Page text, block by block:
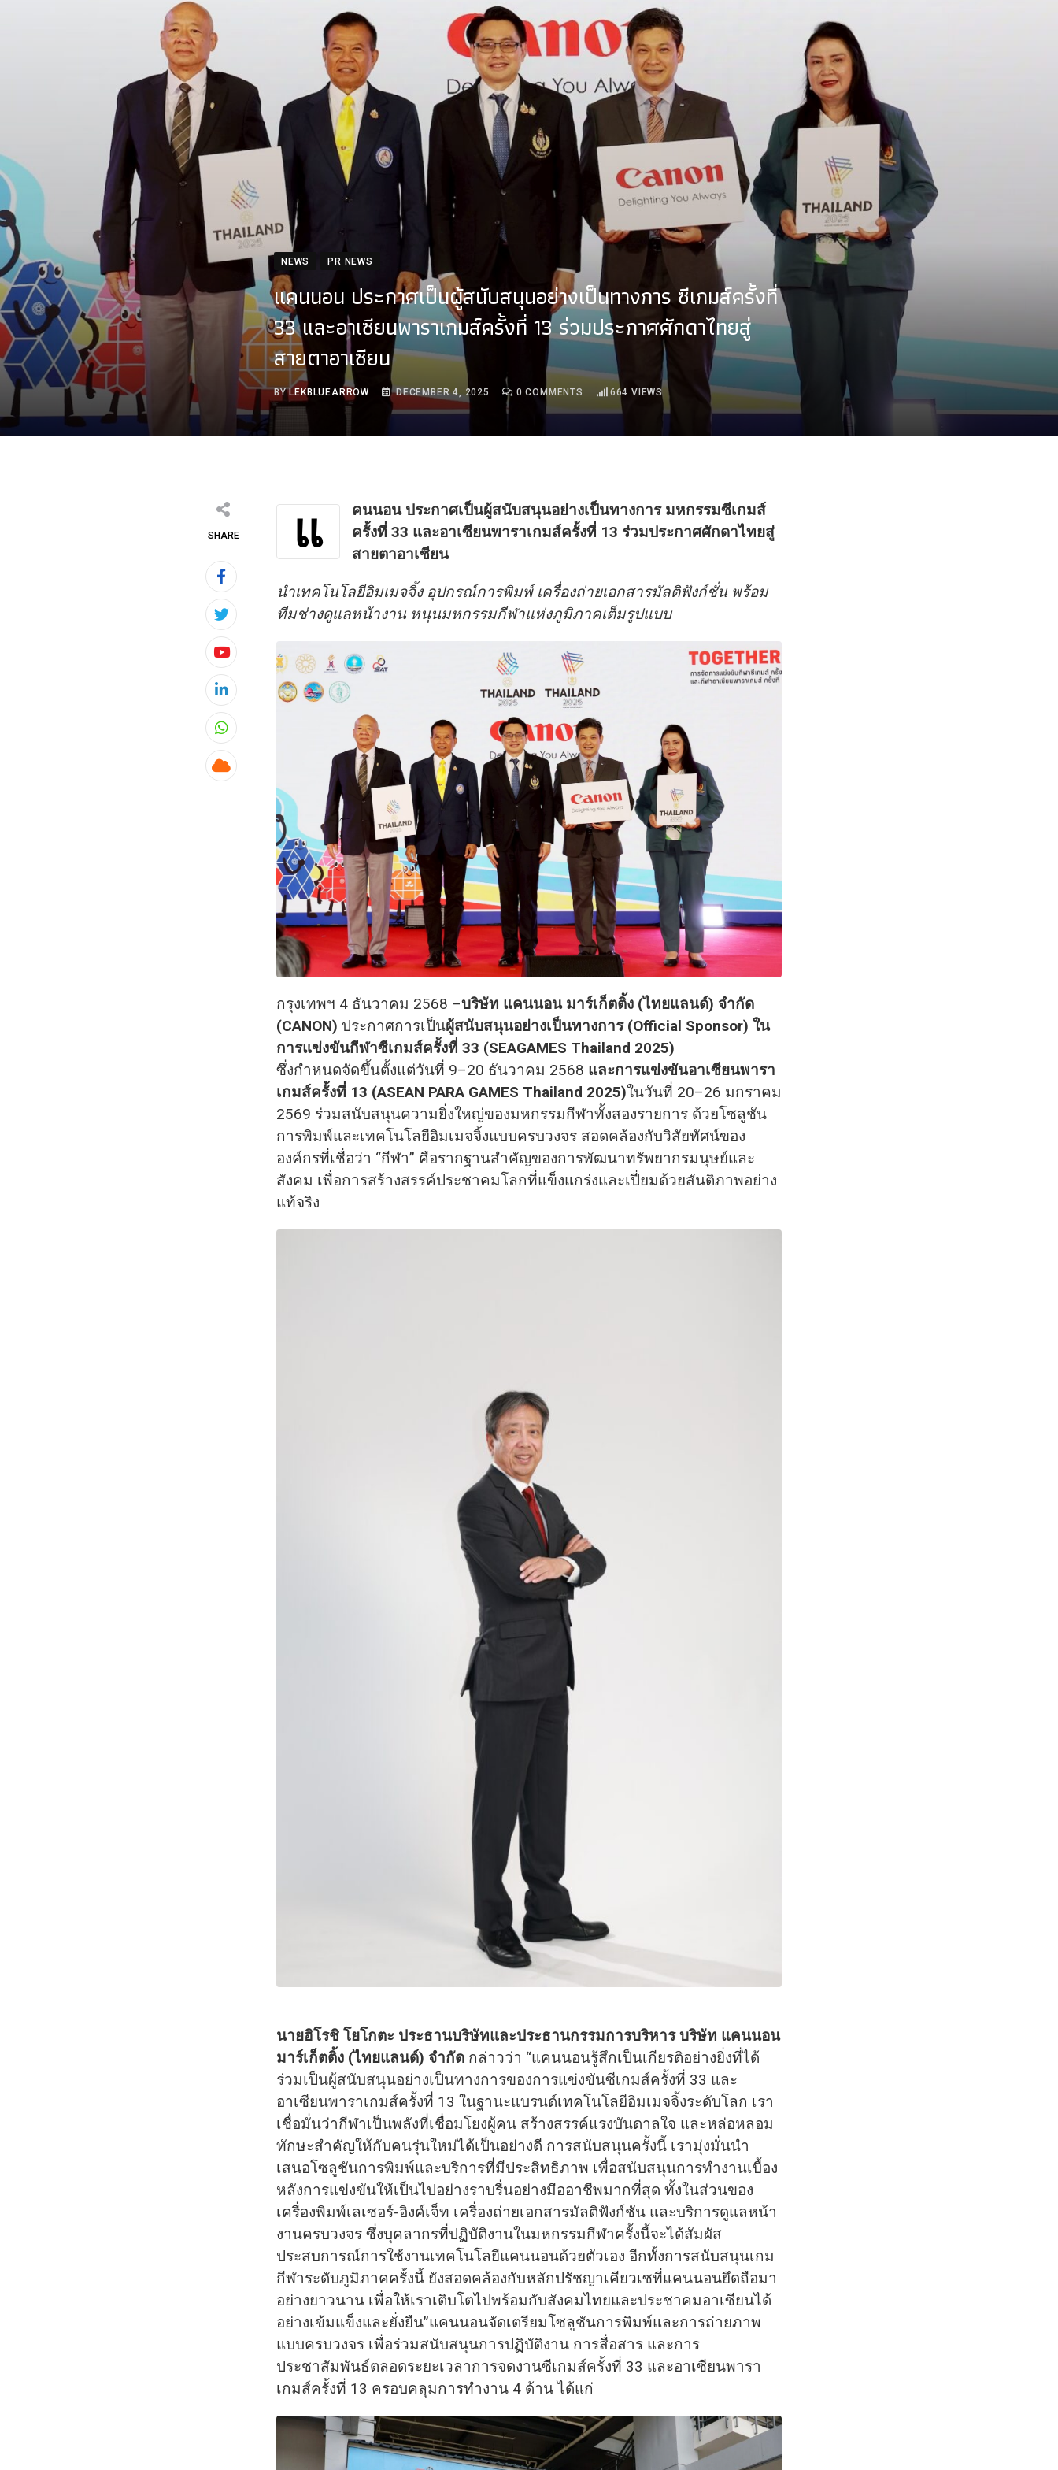
NEWS PR NEWS
แคนนอน ประกาศเป็นผู้สนับสนุนอย่างเป็นทางการ ซีเกมส์ครั้งที่
33 และอาเซียนพาราเกมส์ครั้งที่ 13 ร่วมประกาศศักดาไทยสู่
สายตาอาเซียน
BYLEKBLUEARROW DECEMBER 4, 2025 0 COMMENTS 664 VIEWS
SHARE
Youtube
LinkedIn
Whatsapp
Cloud
แ
คนนอน ประกาศเป็นผู้สนับสนุนอย่างเป็นทางการ มหกรรมซีเกมส์
ครั้งที่ 33 และอาเซียนพาราเกมส์ครั้งที่ 13 ร่วมประกาศศักดาไทยสู่
สายตาอาเซียน
นำเทคโนโลยีอิมเมจจิ้ง อุปกรณ์การพิมพ์ เครื่องถ่ายเอกสารมัลติฟังก์ชั่น พร้อม
ทีมช่างดูแลหน้างาน หนุนมหกรรมกีฬาแห่งภูมิภาคเต็มรูปแบบ
กรุงเทพฯ 4 ธันวาคม 2568 –บริษัท แคนนอน มาร์เก็ตติ้ง (ไทยแลนด์) จำกัด
(CANON) ประกาศการเป็นผู้สนับสนุนอย่างเป็นทางการ (Official Sponsor) ใน
การแข่งขันกีฬาซีเกมส์ครั้งที่ 33 (SEAGAMES Thailand 2025)
ซึ่งกำหนดจัดขึ้นตั้งแต่วันที่ 9–20 ธันวาคม 2568 และการแข่งขันอาเซียนพารา
เกมส์ครั้งที่ 13 (ASEAN PARA GAMES Thailand 2025)ในวันที่ 20–26 มกราคม
2569 ร่วมสนับสนุนความยิ่งใหญ่ของมหกรรมกีฬาทั้งสองรายการ ด้วยโซลูชัน
การพิมพ์และเทคโนโลยีอิมเมจจิ้งแบบครบวงจร สอดคล้องกับวิสัยทัศน์ของ
องค์กรที่เชื่อว่า “กีฬา” คือรากฐานสำคัญของการพัฒนาทรัพยากรมนุษย์และ
สังคม เพื่อการสร้างสรรค์ประชาคมโลกที่แข็งแกร่งและเปี่ยมด้วยสันติภาพอย่าง
แท้จริง
นายฮิโรชิ โยโกตะ ประธานบริษัทและประธานกรรมการบริหาร บริษัท แคนนอน
มาร์เก็ตติ้ง (ไทยแลนด์) จำกัด กล่าวว่า “แคนนอนรู้สึกเป็นเกียรติอย่างยิ่งที่ได้
ร่วมเป็นผู้สนับสนุนอย่างเป็นทางการของการแข่งขันซีเกมส์ครั้งที่ 33 และ
อาเซียนพาราเกมส์ครั้งที่ 13 ในฐานะแบรนด์เทคโนโลยีอิมเมจจิ้งระดับโลก เรา
เชื่อมั่นว่ากีฬาเป็นพลังที่เชื่อมโยงผู้คน สร้างสรรค์แรงบันดาลใจ และหล่อหลอม
ทักษะสำคัญให้กับคนรุ่นใหม่ได้เป็นอย่างดี การสนับสนุนครั้งนี้ เรามุ่งมั่นนำ
เสนอโซลูชันการพิมพ์และบริการที่มีประสิทธิภาพ เพื่อสนับสนุนการทำงานเบื้อง
หลังการแข่งขันให้เป็นไปอย่างราบรื่นอย่างมืออาชีพมากที่สุด ทั้งในส่วนของ
เครื่องพิมพ์เลเซอร์-อิงค์เจ็ท เครื่องถ่ายเอกสารมัลติฟังก์ชัน และบริการดูแลหน้า
งานครบวงจร ซึ่งบุคลากรที่ปฏิบัติงานในมหกรรมกีฬาครั้งนี้จะได้สัมผัส
ประสบการณ์การใช้งานเทคโนโลยีแคนนอนด้วยตัวเอง อีกทั้งการสนับสนุนเกม
กีฬาระดับภูมิภาคครั้งนี้ ยังสอดคล้องกับหลักปรัชญาเคียวเซที่แคนนอนยึดถือมา
อย่างยาวนาน เพื่อให้เราเติบโตไปพร้อมกับสังคมไทยและประชาคมอาเซียนได้
อย่างเข้มแข็งและยั่งยืน”แคนนอนจัดเตรียมโซลูชันการพิมพ์และการถ่ายภาพ
แบบครบวงจร เพื่อร่วมสนับสนุนการปฏิบัติงาน การสื่อสาร และการ
ประชาสัมพันธ์ตลอดระยะเวลาการจดงานซีเกมส์ครั้งที่ 33 และอาเซียนพารา
เกมส์ครั้งที่ 13 ครอบคลุมการทำงาน 4 ด้าน ได้แก่